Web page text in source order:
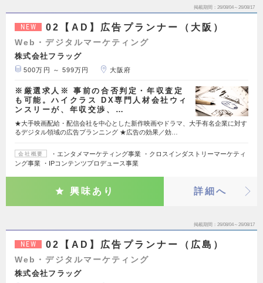
掲載期間 26/08/04～26/08/17
NEW 02【AD】広告プランナー（大阪）
Web・デジタルマーケティング
株式会社フラッグ
500万円 ～ 599万円 大阪府
※厳選求人※ 事前の合否判定・年収査定
も可能。ハイクラス DX専門人材会社ウィ
ンスリーが、年収交渉、…
★大手映画配給・配信会社を中心とした新作映画やドラマ、大手有名企業に対す
るデジタル領域の広告プランニング ★広告の効果／効…
会社概要
・エンタメマーケティング事業 ・クロスインダストリーマーケティ
ング事業 ・IPコンテンツプロデュース事業
興味あり 詳細へ
掲載期間 26/08/04～26/08/17
NEW 02【AD】広告プランナー（広島）
Web・デジタルマーケティング
株式会社フラッグ